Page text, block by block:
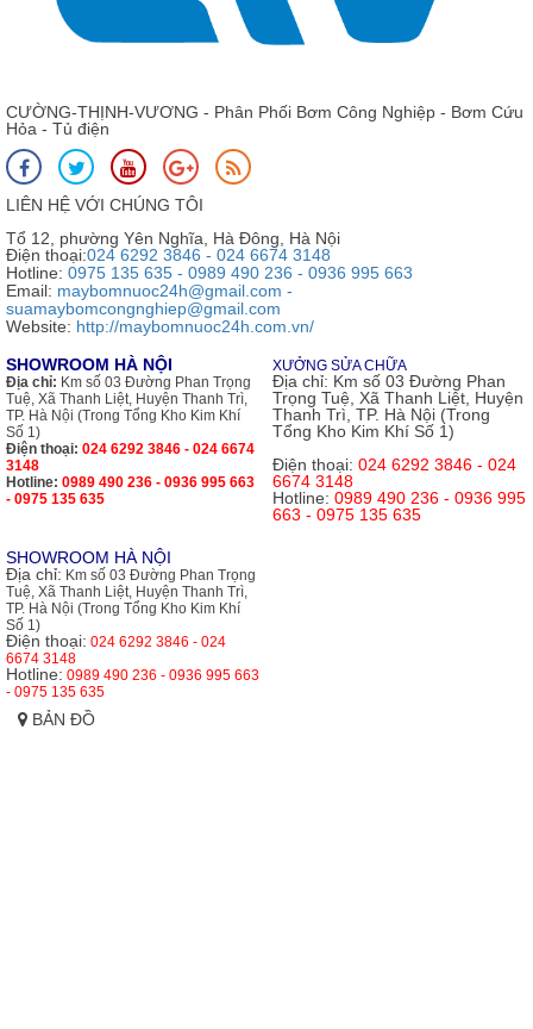
CƯỜNG-THỊNH-VƯƠNG - Phân Phối Bơm Công Nghiệp - Bơm Cứu
Hỏa - Tủ điện
LIÊN HỆ VỚI CHÚNG TÔI
Tổ 12, phường Yên Nghĩa, Hà Đông, Hà Nội
Điện thoại:024 6292 3846 - 024 6674 3148
Hotline: 0975 135 635 - 0989 490 236 - 0936 995 663
Email: maybomnuoc24h@gmail.com -
suamaybomcongnghiep@gmail.com
Website: http://maybomnuoc24h.com.vn/
SHOWROOM HÀ NỘI
Địa chỉ: Km số 03 Đường Phan Trọng
Tuệ, Xã Thanh Liệt, Huyện Thanh Trì,
TP. Hà Nội (Trong Tổng Kho Kim Khí
Số 1)
Điện thoại: 024 6292 3846 - 024 6674
3148
Hotline: 0989 490 236 - 0936 995 663
- 0975 135 635
XƯỞNG SỬA CHỮA
Địa chỉ: Km số 03 Đường Phan
Trọng Tuệ, Xã Thanh Liệt, Huyện
Thanh Trì, TP. Hà Nội (Trong
Tổng Kho Kim Khí Số 1)
Điện thoại: 024 6292 3846 - 024
6674 3148
Hotline: 0989 490 236 - 0936 995
663 - 0975 135 635
SHOWROOM HÀ NỘI
Địa chỉ: Km số 03 Đường Phan Trọng
Tuệ, Xã Thanh Liệt, Huyện Thanh Trì,
TP. Hà Nội (Trong Tổng Kho Kim Khí
Số 1)
Điện thoại: 024 6292 3846 - 024
6674 3148
Hotline: 0989 490 236 - 0936 995 663
- 0975 135 635
BẢN ĐỒ